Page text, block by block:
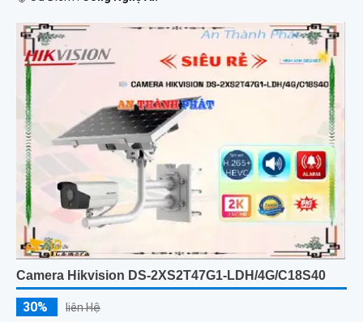
Camera Hikvision DS-2XS2T47G1-LDH/4G/C18S40
30% liên Hệ